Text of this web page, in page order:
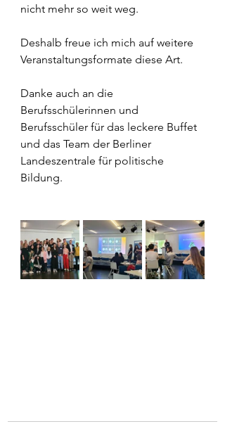
nicht mehr so weit weg.
Deshalb freue ich mich auf weitere
Veranstaltungsformate diese Art.
Danke auch an die
Berufsschülerinnen und
Berufsschüler für das leckere Buffet
und das Team der Berliner
Landeszentrale für politische
Bildung.